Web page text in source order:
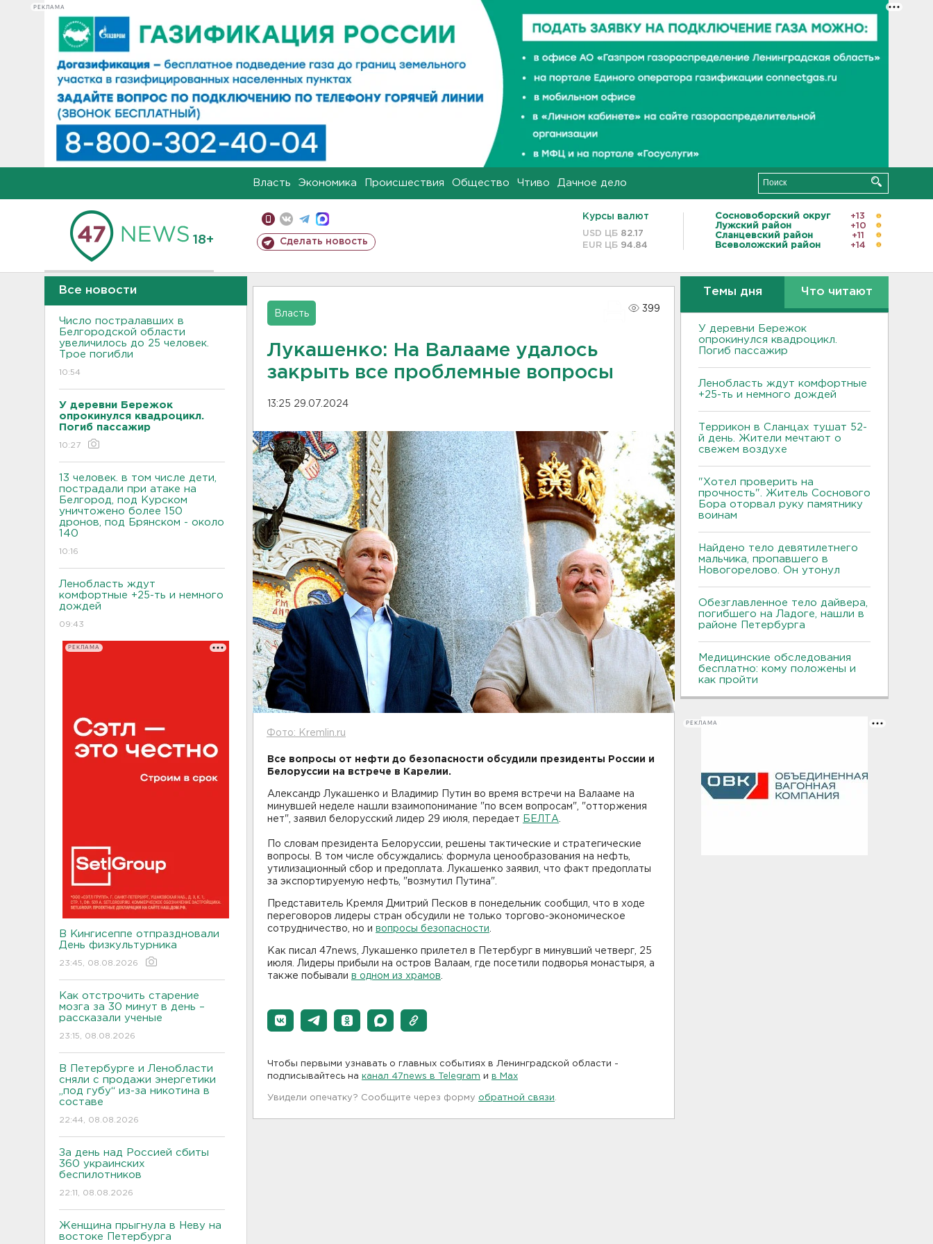
РЕКЛАМА
Власть Экономика Происшествия Общество Чтиво Дачное дело
18+ Сделать новость
Курсы валют
USD ЦБ 82.17
EUR ЦБ 94.84
Сосновоборский округ
+13
Лужский район
+10
Сланцевский район
+11
Всеволожский район
+14
Все новости
Число постралавших в
Белгородской области
увеличилось до 25 человек.
Трое погибли
10:54
У деревни Бережок
опрокинулся квадроцикл.
Погиб пассажир
10:27
13 человек. в том числе дети,
пострадали при атаке на
Белгород, под Курском
уничтожено более 150
дронов, под Брянском - около
140
10:16
Ленобласть ждут
комфортные +25-ть и немного
дождей
09:43
РЕКЛАМА
В Кингисеппе отпраздновали
День физкультурника
23:45, 08.08.2026
Как отстрочить старение
мозга за 30 минут в день –
рассказали ученые
23:15, 08.08.2026
В Петербурге и Ленобласти
сняли с продажи энергетики
„под губу“ из-за никотина в
составе
22:44, 08.08.2026
За день над Россией сбиты
360 украинских
беспилотников
22:11, 08.08.2026
Женщина прыгнула в Неву на
востоке Петербурга
Власть
399
Лукашенко: На Валааме удалось
закрыть все проблемные вопросы
13:25 29.07.2024
Фото: Kremlin.ru
Все вопросы от нефти до безопасности обсудили президенты России и
Белоруссии на встрече в Карелии.
Александр Лукашенко и Владимир Путин во время встречи на Валааме на
минувшей неделе нашли взаимопонимание "по всем вопросам", "отторжения
нет", заявил белорусский лидер 29 июля, передает
БЕЛТА
По словам президента Белоруссии, решены тактические и стратегические
вопросы. В том числе обсуждались: формула ценообразования на нефть,
утилизационный сбор и предоплата. Лукашенко заявил, что факт предоплаты
за экспортируемую нефть, "возмутил Путина".
Представитель Кремля Дмитрий Песков в понедельник сообщил, что в ходе
переговоров лидеры стран обсудили не только торгово-экономическое
сотрудничество, но и вопросы безопасности
Как писал 47news, Лукашенко прилетел в Петербург в минувший четверг, 25
июля. Лидеры прибыли на остров Валаам, где посетили подворья монастыря, а
также побывали в одном из храмов
Чтобы первыми узнавать о главных событиях в Ленинградской области -
подписывайтесь на канал 47news в Telegram и в Maх
Увидели опечатку? Сообщите через форму обратной связи
Темы дня Что читают
У деревни Бережок
опрокинулся квадроцикл.
Погиб пассажир
Ленобласть ждут комфортные
+25-ть и немного дождей
Террикон в Сланцах тушат 52-
й день. Жители мечтают о
свежем воздухе
"Хотел проверить на
прочность". Житель Соснового
Бора оторвал руку памятнику
воинам
Найдено тело девятилетнего
мальчика, пропавшего в
Новогорелово. Он утонул
Обезглавленное тело дайвера,
погибшего на Ладоге, нашли в
районе Петербурга
Медицинские обследования
бесплатно: кому положены и
как пройти
РЕКЛАМА